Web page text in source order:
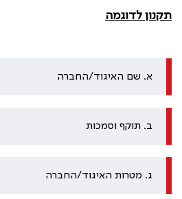
תקנון לדוגמה
א. שם האיגוד/החברה
ב. תוקף וסמכות
ג. מטרות האיגוד/החברה